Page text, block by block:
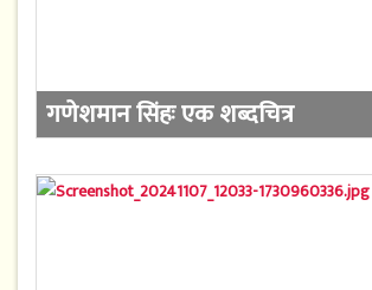
गणेशमान सिंहः एक शब्दचित्र